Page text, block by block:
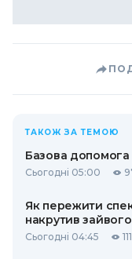
ТАКОЖ ЗА ТЕМОЮ
Базова допомога
Сьогодні 05:00
Як пережити
накрутив зайвого
Сьогодні 04:45 111